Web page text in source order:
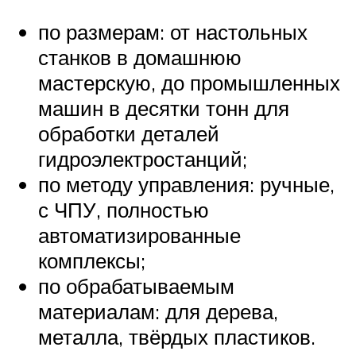
по размерам: от настольных
станков в домашнюю
мастерскую, до промышленных
машин в десятки тонн для
обработки деталей
гидроэлектростанций;
по методу управления: ручные,
с ЧПУ, полностью
автоматизированные
комплексы;
по обрабатываемым
материалам: для дерева,
металла, твёрдых пластиков.